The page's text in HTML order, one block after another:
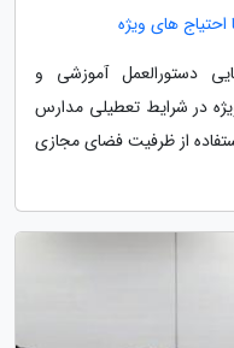
های ویژه
دستورالعمل آموزشی و
در شرایط تعطیلی مدارس
از ظرفیت فضای مجازی